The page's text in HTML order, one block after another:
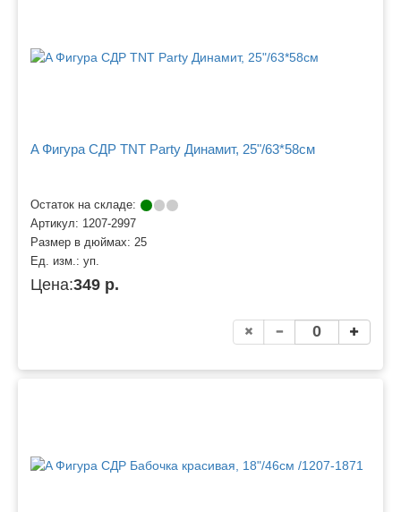
A Фигура СДР TNT Party Динамит, 25"/63*58см
Остаток на складе:
Артикул: 1207-2997
Размер в дюймах: 25
Ед. изм.: уп.
Цена:349 р.